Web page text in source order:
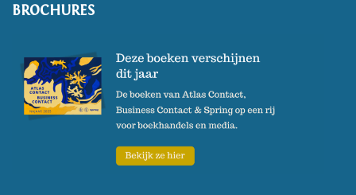
BROCHURES